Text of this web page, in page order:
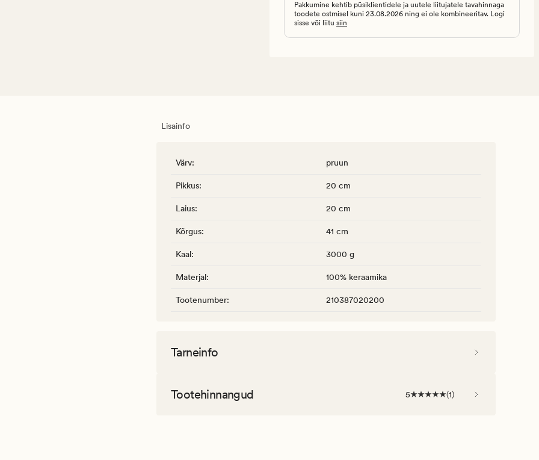
Pakkumine kehtib püsiklientidele ja uutele liitujatele tavahinnaga
toodete ostmisel kuni 23.08.2026 ning ei ole kombineeritav. Logi
sisse või liitu siin
Lisainfo
Värv: pruun
Pikkus: 20 cm
Laius: 20 cm
Kõrgus: 41 cm
Kaal: 3000 g
Materjal: 100% keraamika
Tootenumber: 210387020200
Tarneinfo
Tootehinnangud 5 (1)